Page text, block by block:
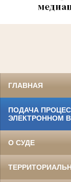
ГЛАВНАЯ
ПОДАЧА
ЭЛЕКТРОННОМ
О СУДЕ